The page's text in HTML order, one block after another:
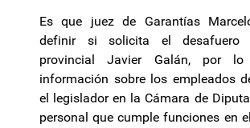
Es que juez de Garantías
definir si solicita el desafuero
provincial Javier Galán, por
información sobre los empleados
el legislador en la Cámara de
personal que cumple funciones en